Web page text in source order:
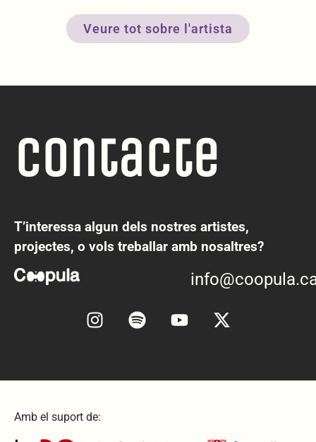
Veure tot sobre l'artista
Contacte
T’interessa algun dels nostres artistes,
projectes, o vols treballar amb nosaltres?
Amb el suport de: